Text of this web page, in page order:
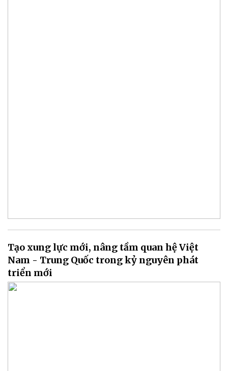
Tạo xung lực mới, nâng tầm quan hệ Việt
Nam - Trung Quốc trong kỷ nguyên phát
triển mới